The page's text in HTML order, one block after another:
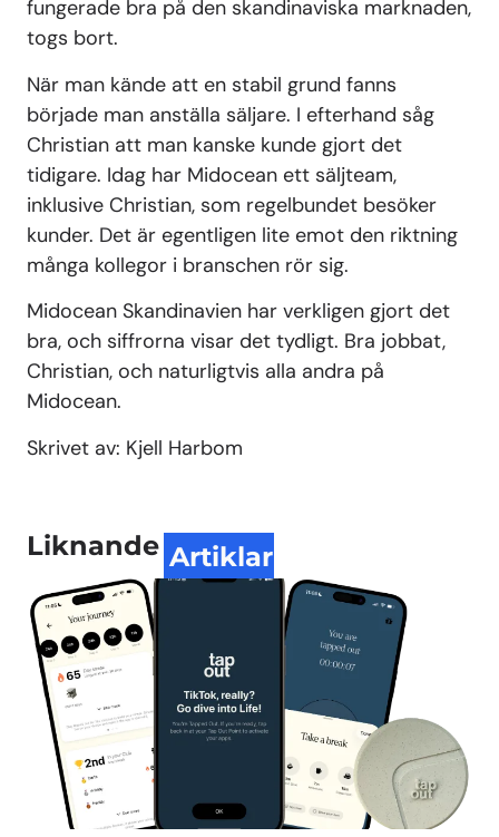
fungerade bra på den skandinaviska marknaden,
togs bort.
När man kände att en stabil grund fanns
började man anställa säljare. I efterhand såg
Christian att man kanske kunde gjort det
tidigare. Idag har Midocean ett säljteam,
inklusive Christian, som regelbundet besöker
kunder. Det är egentligen lite emot den riktning
många kollegor i branschen rör sig.
Midocean Skandinavien har verkligen gjort det
bra, och siffrorna visar det tydligt. Bra jobbat,
Christian, och naturligtvis alla andra på
Midocean.
Skrivet av: Kjell Harbom
Liknande Artiklar